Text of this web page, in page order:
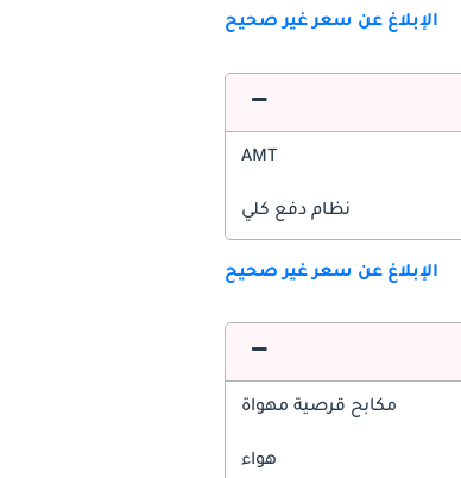
الإبلاغ عن سعر غير صحيح
AMT
نظام دفع كلي
الإبلاغ عن سعر غير صحيح
مكابح قرصية مهواة
هواء